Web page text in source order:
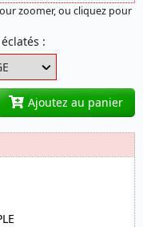
zoomer, ou cliquez pour
:
Ajoutez au panier